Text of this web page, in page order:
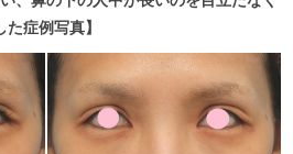
た症例写真】